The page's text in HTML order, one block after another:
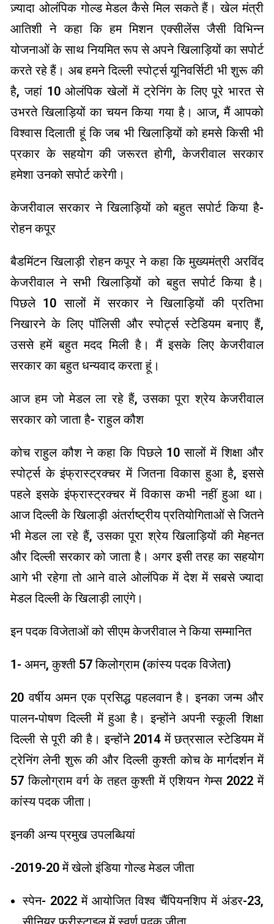
ज़्यादा ओलंपिक गोल्ड मेडल कैसे मिल सकते हैं। खेल मंत्री
आतिशी ने कहा कि हम मिशन एक्सीलेंस जैसी विभिन्न
योजनाओं के साथ नियमित रूप से अपने खिलाड़ियों का सपोर्ट
करते रहे हैं। अब हमने दिल्ली स्पोर्ट्स यूनिवर्सिटी भी शुरू की
है, जहां 10 ओलंपिक खेलों में ट्रेनिंग के लिए पूरे भारत से
उभरते खिलाड़ियों का चयन किया गया है। आज, मैं आपको
विश्वास दिलाती हूं कि जब भी खिलाड़ियों को हमसे किसी भी
प्रकार के सहयोग की जरूरत होगी, केजरीवाल सरकार
हमेशा उनको सपोर्ट करेगी।
केजरीवाल सरकार ने खिलाड़ियों को बहुत सपोर्ट किया है-
रोहन कपूर
बैडमिंटन खिलाड़ी रोहन कपूर ने कहा कि मुख्यमंत्री अरविंद
केजरीवाल ने सभी खिलाड़ियों को बहुत सपोर्ट किया है।
पिछले 10 सालों में सरकार ने खिलाड़ियों की प्रतिभा
निखारने के लिए पॉलिसी और स्पोर्ट्स स्टेडियम बनाए हैं,
उससे हमें बहुत मदद मिली है। मैं इसके लिए केजरीवाल
सरकार का बहुत धन्यवाद करता हूं।
आज हम जो मेडल ला रहे हैं, उसका पूरा श्रेय केजरीवाल
सरकार को जाता है- राहुल कौश
कोच राहुल कौश ने कहा कि पिछले 10 सालों में शिक्षा और
स्पोर्ट्स के इंफ्रास्ट्रक्चर में जितना विकास हुआ है, इससे
पहले इसके इंफ्रास्ट्रक्चर में विकास कभी नहीं हुआ था।
आज दिल्ली के खिलाड़ी अंतर्राष्ट्रीय प्रतियोगिताओं से जितने
भी मेडल ला रहे हैं, उसका पूरा श्रेय खिलाड़ियों की मेहनत
और दिल्ली सरकार को जाता है। अगर इसी तरह का सहयोग
आगे भी रहेगा तो आने वाले ओलंपिक में देश में सबसे ज्यादा
मेडल दिल्ली के खिलाड़ी लाएंगे।
इन पदक विजेताओं को सीएम केजरीवाल ने किया सम्मानित
1- अमन, कुश्ती 57 किलोग्राम (कांस्य पदक विजेता)
20 वर्षीय अमन एक प्रसिद्ध पहलवान है। इनका जन्म और
पालन-पोषण दिल्ली में हुआ है। इन्होंने अपनी स्कूली शिक्षा
दिल्ली से पूरी की है। इन्होंने 2014 में छत्रसाल स्टेडियम में
ट्रेनिंग लेनी शुरू की और दिल्ली कुश्ती कोच के मार्गदर्शन में
57 किलोग्राम वर्ग के तहत कुश्ती में एशियन गेम्स 2022 में
कांस्य पदक जीता।
इनकी अन्य प्रमुख उपलब्धियां
-2019-20 में खेलो इंडिया गोल्ड मेडल जीता
स्पेन- 2022 में आयोजित विश्व चैंपियनशिप में अंडर-23,